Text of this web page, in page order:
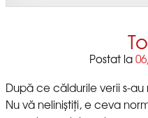
Postat la
După ce căldurile verii s-
Nu vă neliniștiți, e ceva